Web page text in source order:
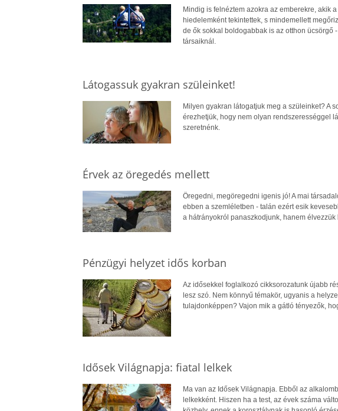
Mindig is felnéztem azokra az emberekre, akik
hiedelemként tekintettek, s mindemellett
de ők sokkal boldogabbak is az otthon
társaiknál.
Látogassuk gyakran szüleinket!
Milyen gyakran látogatjuk meg a szüleinket? A
érezhetjük, hogy nem olyan rendszerességgel
szeretnénk.
Érvek az öregedés mellett
Öregedni, megöregedni igenis jó! A mai
ebben a szemléletben - talán ezért esik
a hátrányokról panaszkodjunk, hanem
Pénzügyi helyzet idős korban
Az idősekkel foglalkozó cikksorozatunk újabb
lesz szó. Nem könnyű témakör, ugyanis a
tulajdonképpen? Vajon mik a gátló tényezők,
Idősek Világnapja: fiatal lelkek
Ma van az Idősek Világnapja. Ebből az
lelkekként. Hiszen ha a test, az évek száma